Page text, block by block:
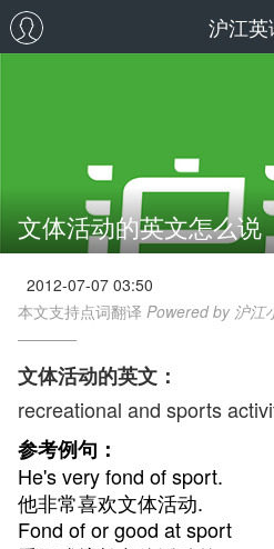
沪江英
文体活动的英文怎么说
2012-07-07 03:50
本文支持点词翻译 Powered by 沪江
文体活动的英文：
recreational and sports
参考例句：
He's very fond of sport.
他非常喜欢文体活动.
Fond of or good at sport